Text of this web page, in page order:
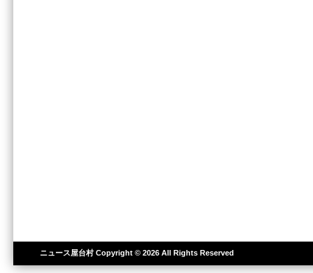
ニュース屋台村Copyright © 2026 All Rights Reserved